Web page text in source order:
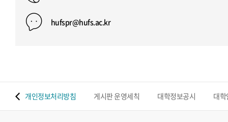
hufspr@hufs.ac.kr
개인정보처리방침 게시판 운영세칙 대학정보공시 대